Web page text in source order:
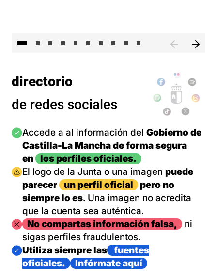
directorio
de redes sociales
Imagen
Accede a al información del Gobierno de
Castilla-La Mancha de forma segura
en
los perfiles oficiales.
Imagen
El logo de la Junta o una imagen puede
parecer
un perfil oficial
pero no
siempre lo es. Una imagen no acredita
que la cuenta sea auténtica.
ImagenNo compartas información falsa,
ni
sigas perfiles fraudulentos.
Imagen
Utiliza siempre las
fuentes
oficiales.
Infórmate aquí